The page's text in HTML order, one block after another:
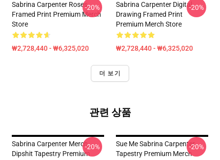
Sabrina Carpenter Roses
Framed Print Premium Merch
Store
₩2,728,440 - ₩6,325,020
-20%
Sabrina Carpenter Digital
Drawing Framed Print
Premium Merch Store
₩2,728,440 - ₩6,325,020
-20%
더 보기
관련 상품
Sabrina Carpenter Merch
Dipshit Tapestry Premium
-20%
Sue Me Sabrina Carpenter
Tapestry Premium Merch
-20%